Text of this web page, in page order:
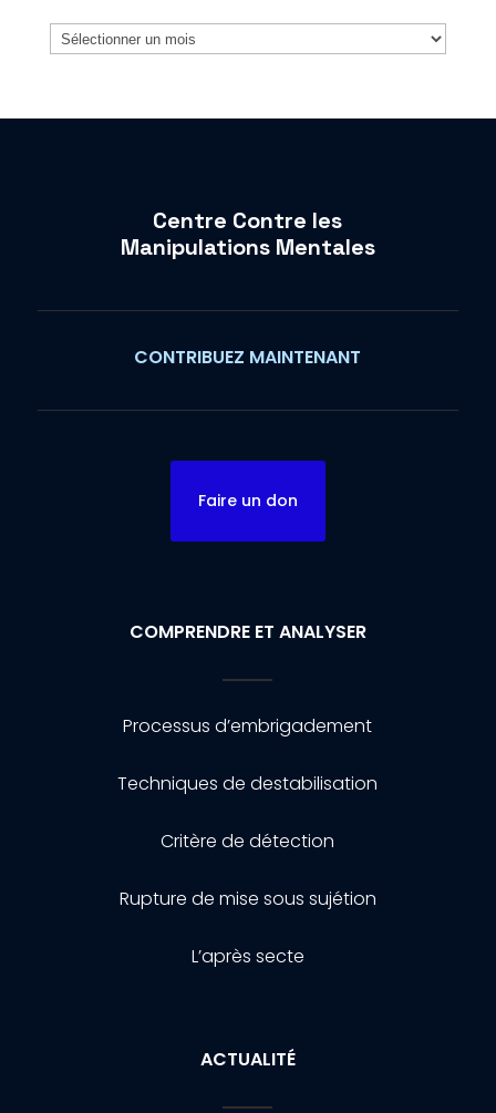
Archives
Centre Contre les
Manipulations Mentales
CONTRIBUEZ MAINTENANT
Faire un don
COMPRENDRE ET ANALYSER
Processus d’embrigadement
Techniques de destabilisation
Critère de détection
Rupture de mise sous sujétion
L’après secte
ACTUALITÉ